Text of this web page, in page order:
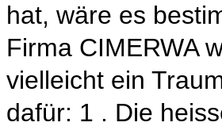
hat, wäre es
Firma CIMERWA
vielleicht ein
dafür: 1 . Die